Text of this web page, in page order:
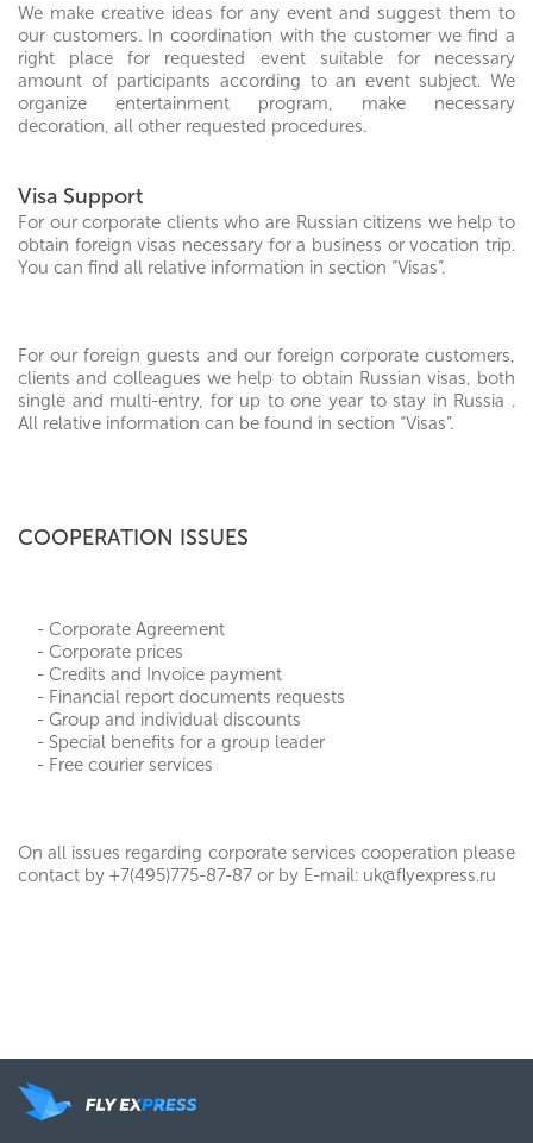
We make creative ideas for any event and suggest them to
our customers. In coordination with the customer we find a
right place for requested event suitable for necessary
amount of participants according to an event subject. We
organize entertainment program, make necessary
decoration, all other requested procedures.
Visa Support
For our corporate clients who are Russian citizens we help to
obtain foreign visas necessary for a business or vocation trip.
You can find all relative information in section “Visas”.
For our foreign guests and our foreign corporate customers,
clients and colleagues we help to obtain Russian visas, both
single and multi-entry, for up to one year to stay in Russia .
All relative information can be found in section “Visas”.
COOPERATION ISSUES
- Corporate Agreement
- Corporate prices
- Credits and Invoice payment
- Financial report documents requests
- Group and individual discounts
- Special benefits for a group leader
- Free courier services
On all issues regarding corporate services cooperation please
contact by +7(495)775-87-87 or by E-mail: uk@flyexpress.ru